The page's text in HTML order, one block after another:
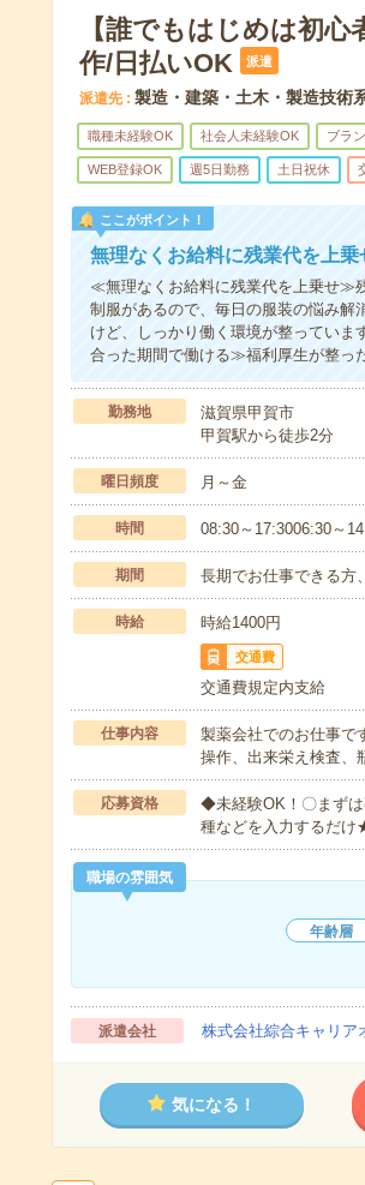
【誰でもはじめは初
作/日払いOK
派遣
派遣先 製造・建築・土木・製造技術
職種未経験OK 社会人未経験OK ブラ
WEB登録OK 週5日勤務 土日祝休
ここがポイント！
無理なくお給料に残業代を上乗
≪無理なくお給料に残業代を上乗せ≫
制服があるので、毎日の服装の悩み
けど、しっかり働く環境が整ってい
合った期間で働ける≫福利厚生が整っ
勤務地
滋賀県甲賀市
甲賀駅から徒歩2分
曜日頻度 月～金
時間 08:30～17:3006:30～
期間 長期でお仕事できる方
時給 時給1400円
交通費
交通費規定内支給
仕事内容
製薬会社でのお仕事で
操作、出来栄え検査
応募資格
◆未経験OK！〇まず
種などを入力するだ
職場の雰囲気
年齢層
派遣会社 株式会社綜合キャリ
気になる！